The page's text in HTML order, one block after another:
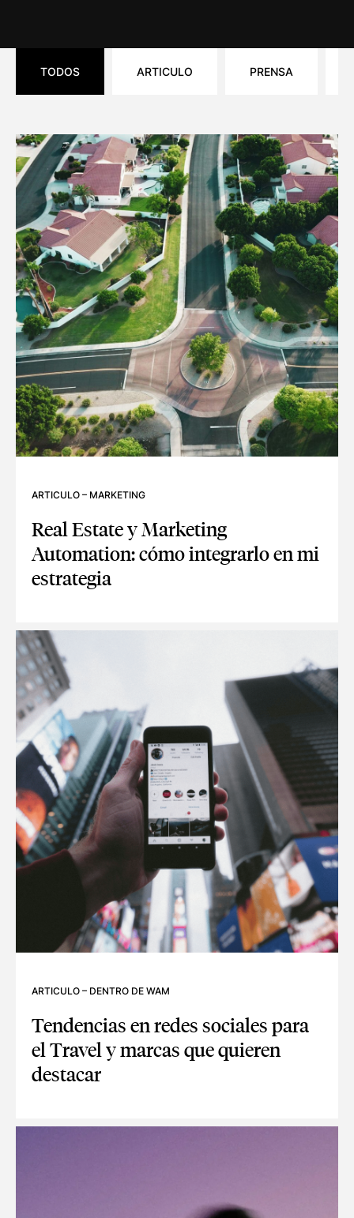
TODOS ARTICULO PRENSA
ARTICULO – MARKETING
Real Estate y Marketing
Automation: cómo integrarlo en mi
estrategia
ARTICULO – DENTRO DE WAM
Tendencias en redes sociales para
el Travel y marcas que quieren
destacar